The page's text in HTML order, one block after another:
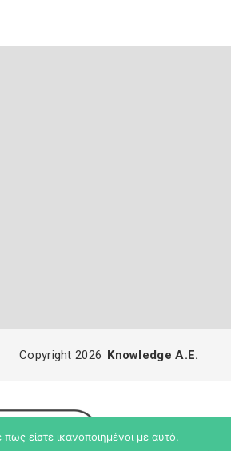
είστε ικανοποιημένοι με αυτό.
Copyright 2026 Knowledge A.E.